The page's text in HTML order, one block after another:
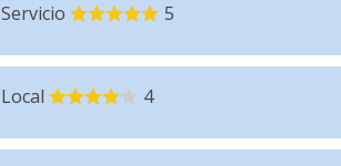
Servicio 5
Local 4